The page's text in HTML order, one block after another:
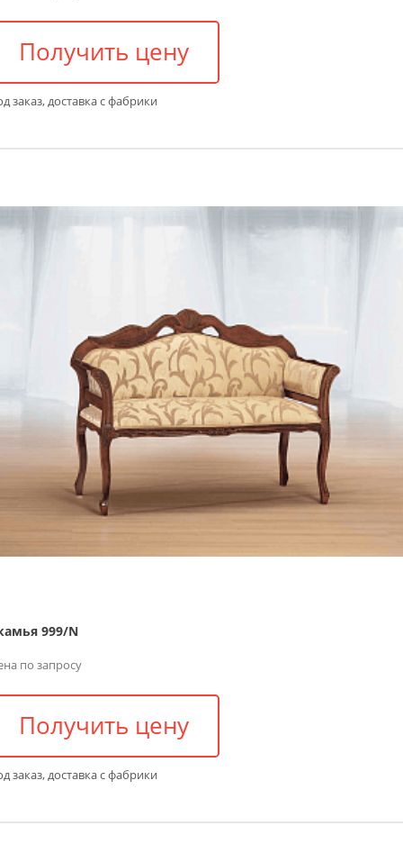
Получить цену
заказ, доставка с фабрики
999/N
по запросу
Получить цену
заказ, доставка с фабрики